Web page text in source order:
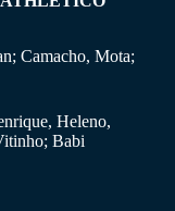
Camacho, Mota;
Heleno,
Babi